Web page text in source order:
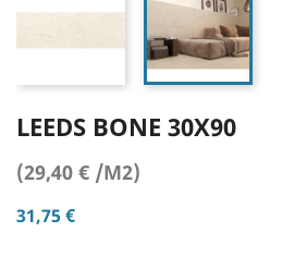
LEEDS BONE 30X90
(29,40 € /M2)
31,75 €